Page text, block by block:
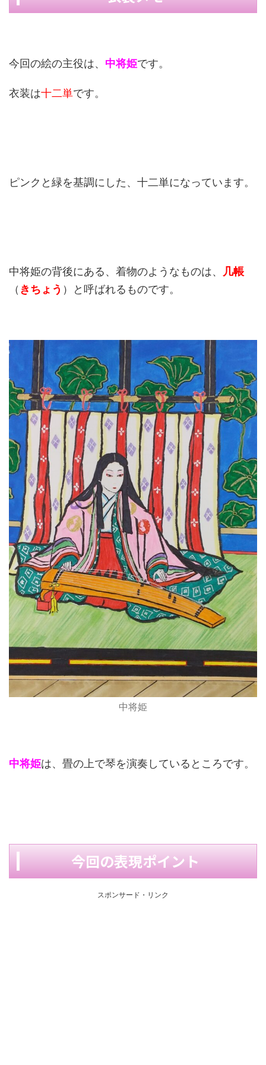
今回の絵の主役は、 中将姫です。
衣装は十二単です。
ピンクと緑を基調にした、十二単になっています。
中将姫の背後にある、着物のようなものは、
几帳
（ きちょう ）と呼ばれるものです。
中将姫
中将姫は、畳の上で琴を演奏しているところです。
今回の表現ポイント
スポンサード・リンク